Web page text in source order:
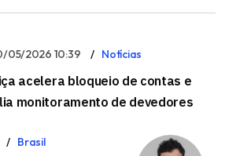
05/2026 10:39 Notícias
acelera bloqueio de contas e
monitoramento de devedores
Brasil